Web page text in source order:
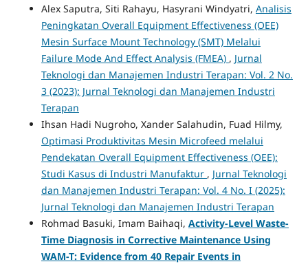
Alex Saputra, Siti Rahayu, Hasyrani Windyatri, Analisis
Peningkatan Overall Equipment Effectiveness (OEE)
Mesin Surface Mount Technology (SMT) Melalui
Failure Mode And Effect Analysis (FMEA) , Jurnal
Teknologi dan Manajemen Industri Terapan: Vol. 2 No.
3 (2023): Jurnal Teknologi dan Manajemen Industri
Terapan
Ihsan Hadi Nugroho, Xander Salahudin, Fuad Hilmy,
Optimasi Produktivitas Mesin Microfeed melalui
Pendekatan Overall Equipment Effectiveness (OEE):
Studi Kasus di Industri Manufaktur , Jurnal Teknologi
dan Manajemen Industri Terapan: Vol. 4 No. I (2025):
Jurnal Teknologi dan Manajemen Industri Terapan
Rohmad Basuki, Imam Baihaqi, Activity-Level Waste-
Time Diagnosis in Corrective Maintenance Using
WAM-T: Evidence from 40 Repair Events in